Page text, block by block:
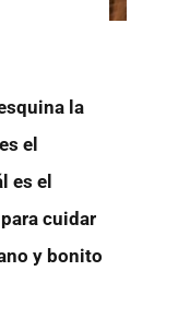
la
el
es el
cuidar
y bonito